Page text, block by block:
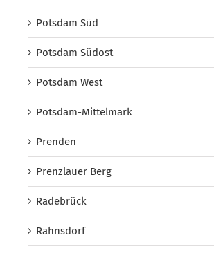
Potsdam Süd
Potsdam Südost
Potsdam West
Potsdam-Mittelmark
Prenden
Prenzlauer Berg
Radebrück
Rahnsdorf